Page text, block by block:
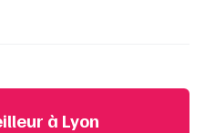
à Lyon